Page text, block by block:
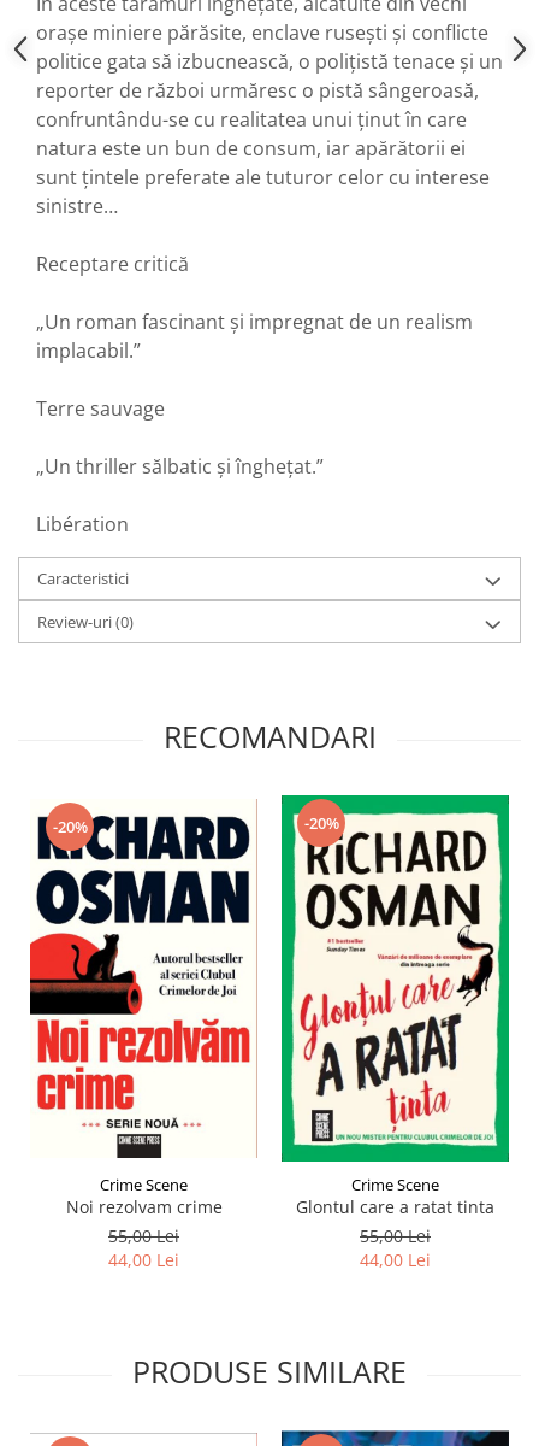
orașe miniere părăsite, enclave rusești și conflicte
politice gata să izbucnească, o polițistă tenace și un
reporter de război urmăresc o pistă sângeroasă,
confruntându-se cu realitatea unui ținut în care
natura este un bun de consum, iar apărătorii ei
sunt țintele preferate ale tuturor celor cu interese
sinistre…
Receptare critică
„Un roman fascinant și impregnat de un realism
implacabil.”
Terre sauvage
„Un thriller sălbatic și înghețat.”
Libération
Caracteristici
Review-uri(0)
RECOMANDARI
-20%
Crime Scene
Noi rezolvam crime
55,00 Lei
44,00 Lei
-20%
Crime Scene
Glontul care a ratat tinta
55,00 Lei
44,00 Lei
PRODUSE SIMILARE